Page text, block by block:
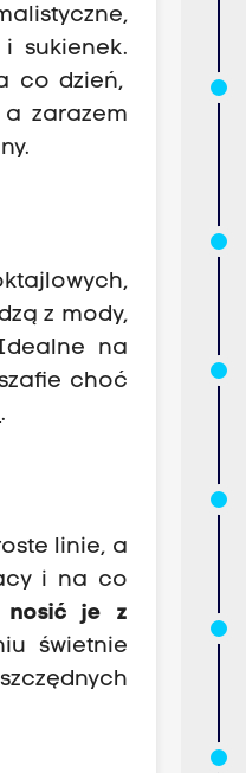
sukienek.
co dzień,
zarazem
z mody,
na
choć
.
linie, a
i na co
nosić je z
świetnie